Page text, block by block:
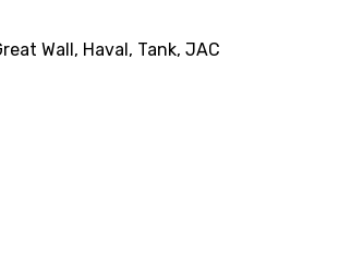
Wall, Haval, Tank, JAC